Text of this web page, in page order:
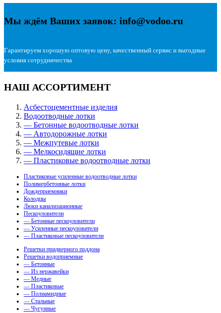
Мы ждём Ваших заявок: info@vodoo.ru
Гарантируем хорошую оптовую цену, качественный сервис и выгодные
условия сотрудничества
НАШ АССОРТИМЕНТ
Асбестоцементные изделия
Водоотводные лотки
— Бетонные водоотводные лотки
— Автодорожные лотки
— Межпутевые лотки
— Мелкосидящие лотки
— Пластиковые водоотводные лотки
Пластиковые усиленные водоотводные лотки
Полимербетонные лотки
Дождеприемники
Колодцы
Люки канализационные
Пескоуловители
— Бетонные пескоуловители
— Усиленные пескоуловители
— Пластиковые пескоуловители
Решетки придверного поддона
Решетки водоприемные
— Бетонные
— Из нержавейки
— Медные
— Пластиковые
— Полиамидные
— Стальные
— Чугунные